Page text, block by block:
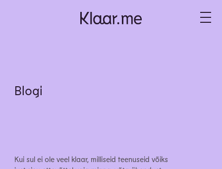
Blogi
Kui sul ei ole veel klaar, milliseid teenuseid võiks